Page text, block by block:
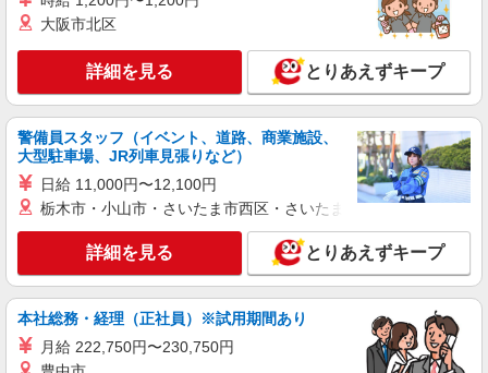
埼玉タンメン 山田太郎 所沢本店（店舗番号801）
NEW
キッチンスタッフ
9:30〜22:00／時給1200円 22:00〜／時給1500
円 高校生／時給1160円 日・祝日は時給50円アッ
プ！（9時〜22時）
埼玉タンメン 山田太郎 所沢本店 （埼玉県
所沢市中富南2-26-1）
キープ 詳細を見る
NEW
調理員【アルバイト・パート】
時給1,200円以上 試用期間中 時給1,200円以上
大阪市北区
詳細を見る とりあえずキープ
警備員スタッフ（イベント、道路、商業施設、
大型駐車場、JR列車見張りなど）
日給 11,000円〜12,100円
栃木市・小山市・さいたま市西区・さいたま市岩槻区・久喜市・
詳細を見る とりあえずキープ
本社総務・経理（正社員）※試用期間あり
月給 222,750円〜230,750円